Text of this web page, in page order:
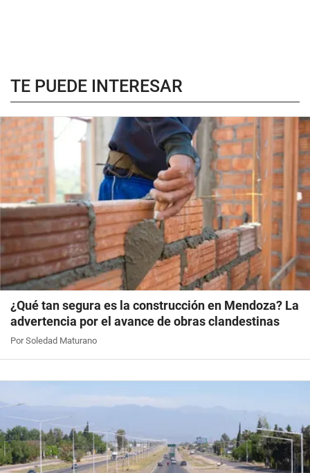
TE PUEDE INTERESAR
¿Qué tan segura es la construcción en Mendoza? La
advertencia por el avance de obras clandestinas
Por Soledad Maturano